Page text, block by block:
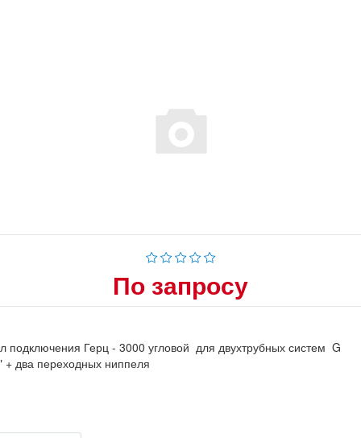
По запросу
подключения Герц - 3000 угловой для двухтрубных систем G
+ два переходных ниппеля